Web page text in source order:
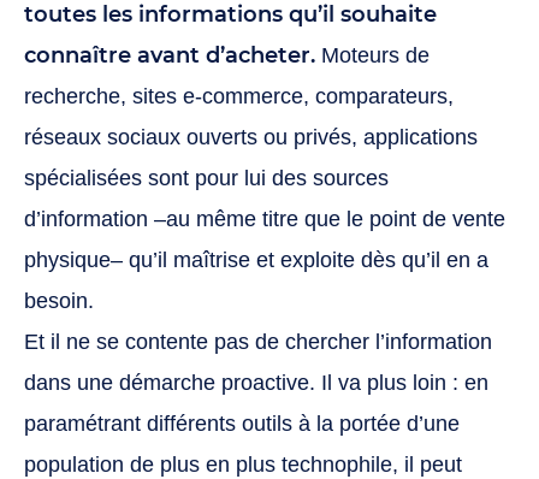
toutes les informations qu’il souhaite
connaître avant d’acheter. Moteurs de
recherche, sites e-commerce, comparateurs,
réseaux sociaux ouverts ou privés, applications
spécialisées sont pour lui des sources
d’information –au même titre que le point de vente
physique– qu’il maîtrise et exploite dès qu’il en a
besoin.
Et il ne se contente pas de chercher l’information
dans une démarche proactive. Il va plus loin : en
paramétrant différents outils à la portée d’une
population de plus en plus technophile, il peut